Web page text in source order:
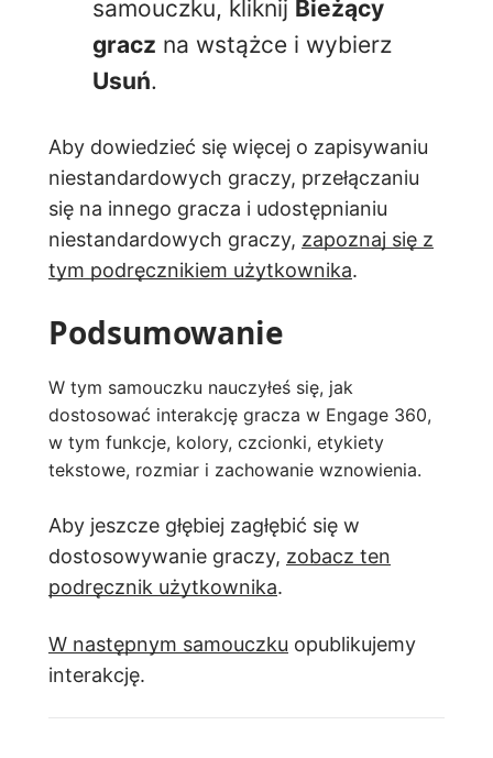
samouczku, kliknij Bieżący
gracz na wstążce i wybierz
Usuń.
Aby dowiedzieć się więcej o zapisywaniu
niestandardowych graczy, przełączaniu
się na innego gracza i udostępnianiu
niestandardowych graczy, zapoznaj się z
tym podręcznikiem użytkownika.
Podsumowanie
W tym samouczku nauczyłeś się, jak
dostosować interakcję gracza w Engage 360,
w tym funkcje, kolory, czcionki, etykiety
tekstowe, rozmiar i zachowanie wznowienia.
Aby jeszcze głębiej zagłębić się w
dostosowywanie graczy, zobacz ten
podręcznik użytkownika.
W następnym samouczku opublikujemy
interakcję.